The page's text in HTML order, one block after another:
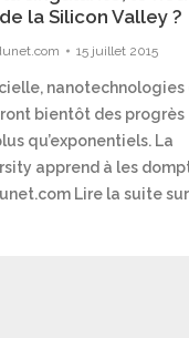
la Silicon Valley ?
15 juillet 2015
nanotechnologies
bientôt des progrès
qu’exponentiels. La
apprend à les
Lire la suite